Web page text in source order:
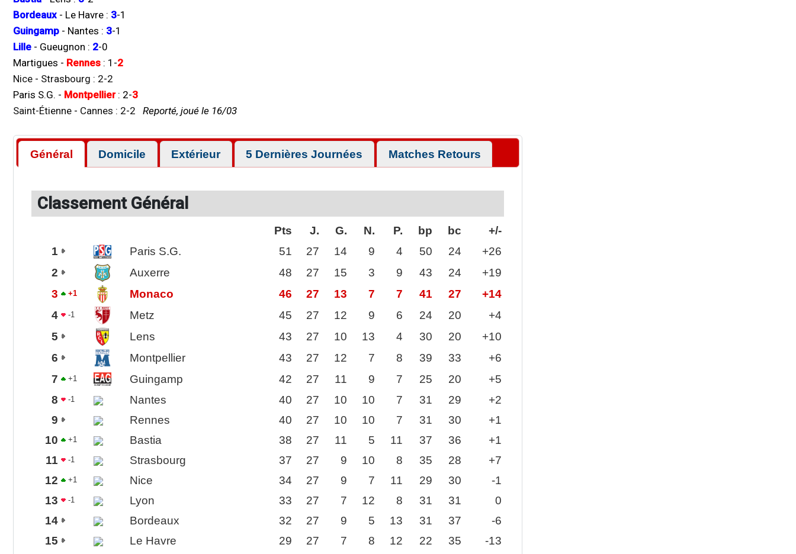
Bordeaux - Le Havre : 3-1
Guingamp - Nantes : 3-1
Lille - Gueugnon : 2-0
Martigues - Rennes : 1 -2
Nice - Strasbourg : 2-2
Paris S.G. - Montpellier: 2-3
Saint-Étienne - Cannes : 2-2 Reporté, joué le 16/03
Général Domicile Extérieur 5 Dernières Journées Matches Retours
Classement Général
Pts J. G. N. P. bp bc
+/-
1
Paris S.G. 51 27 14 9 4 50 24
+26
2
Auxerre 48 27 15 3 9 43 24
+19
3
+1 Monaco 46 27 13 7 7 41 27
+14
4
-1 Metz 45 27 12 9 6 24 20
+4
5
Lens 43 27 10 13 4 30 20
+10
6
Montpellier 43 27 12 7 8 39 33
+6
7
+1 Guingamp 42 27 11 9 7 25 20
+5
8
-1 Nantes 40 27 10 10 7 31 29
+2
9
Rennes 40 27 10 10 7 31 30
+1
10
+1 Bastia 38 27 11 5 11 37 36
+1
11
-1 Strasbourg 37 27 9 10 8 35 28
+7
12
+1 Nice 34 27 9 7 11 29 30
-1
13
-1 Lyon 33 27 7 12 8 31 31
0
14
Bordeaux 32 27 9 5 13 31 37
-6
15
Le Havre 29 27 7 8 12 22 35 -13